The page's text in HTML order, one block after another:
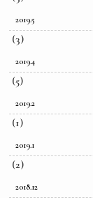
2019.5
(3)
2019.4
(5)
2019.2
(1)
2019.1
(2)
2018.12